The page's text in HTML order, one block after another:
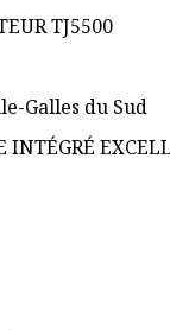
TJ5500
Galles du Sud
INTÉGRÉ